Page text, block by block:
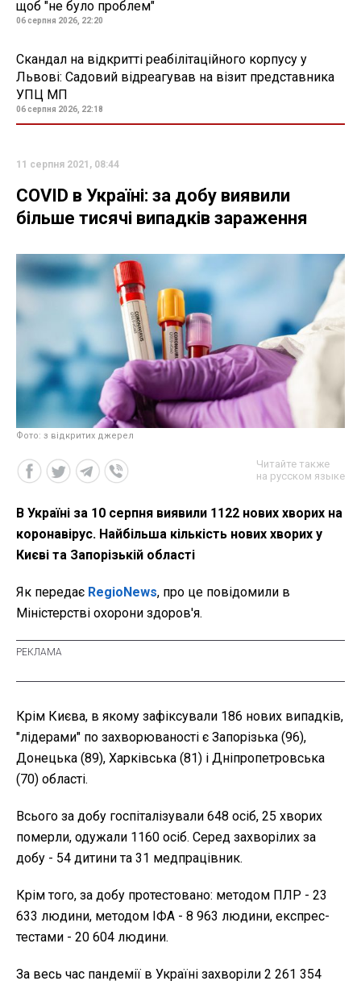
щоб "не було проблем"
06 серпня 2026, 22:20
Скандал на відкритті реабілітаційного корпусу у
Львові: Садовий відреагував на візит представника
УПЦ МП
06 серпня 2026, 22:18
11 серпня 2021, 08:44
COVID в Україні: за добу виявили
більше тисячі випадків зараження
Фото: з відкритих джерел
Читайте также
на русском языке
В Україні за 10 серпня виявили 1122 нових хворих на
коронавірус. Найбільша кількість нових хворих у
Києві та Запорізькій області
Як передає RegioNews, про це повідомили в
Міністерстві охорони здоров'я.
Крім Києва, в якому зафіксували 186 нових випадків,
"лідерами" по захворюваності є Запорізька (96),
Донецька (89), Харківська (81) і Дніпропетровська
(70) області.
Всього за добу госпіталізували 648 осіб, 25 хворих
померли, одужали 1160 осіб. Серед захворілих за
добу - 54 дитини та 31 медпрацівник.
Крім того, за добу протестовано: методом ПЛР - 23
633 людини, методом ІФА - 8 963 людини, експрес-
тестами - 20 604 людини.
За весь час пандемії в Україні захворіли 2 261 354